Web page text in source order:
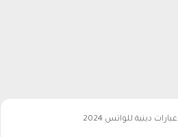
عبارات دينية للواتس 2024